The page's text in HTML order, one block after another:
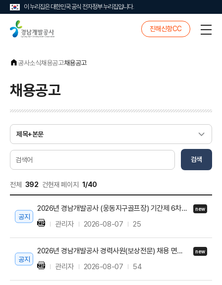
이 누리집은 대한민국 공식 전자정부 누리집입니다.
남
공
진해신항CC
전
공사소식채용공고채용공고
채용공고
전체 392 건현재 페이지 1/40
게
색
검색
공지
2026년 경남개발공사 (웅동지구골프장) 기간제 6차공고 관련 면접전형 합격자 및 예비합격자 공고 new
관리자 2026-08-07 25
공지
2026년 경남개발공사 경력사원(보상전문) 채용 면접전형 합격자 및 예비합격자 공고 new
관리자 2026-08-07 54